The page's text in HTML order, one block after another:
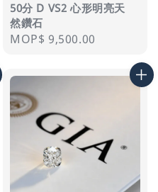
50分 D VS2 心形明亮天
然鑽石
Regular
MOP$ 9,500.00